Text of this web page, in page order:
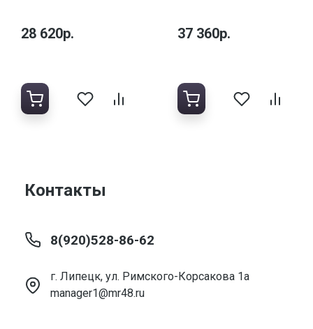
28 620р. 37 360р.
Контакты
8(920)528-86-62
г. Липецк, ул. Римского-Корсакова 1а
manager1@mr48.ru